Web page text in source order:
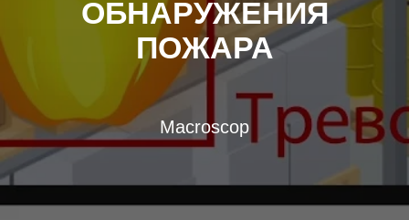
ОБНАРУЖЕНИЯ
ПОЖАРА
Macroscop